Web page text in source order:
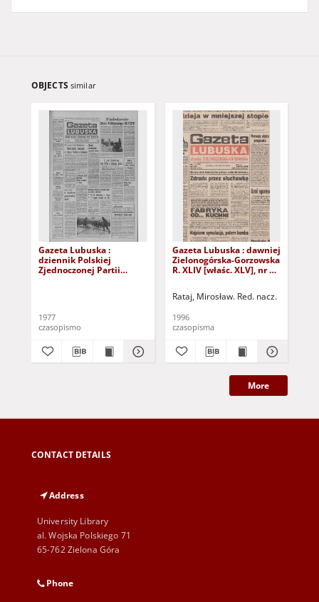
OBJECTS similar
Gazeta Lubuska :
dziennik Polskiej
Zjednoczonej Partii
1977
czasopismo
Gazeta Lubuska : dawniej
Zielonogórska-Gorzowska
R. XLIV [właśc. XLV], nr 52
Rataj, Mirosław. Red. nacz.
1996
czasopisma
More
CONTACT DETAILS
Address
University Library
al. Wojska Polskiego 71
65-762 Zielona Góra
Phone